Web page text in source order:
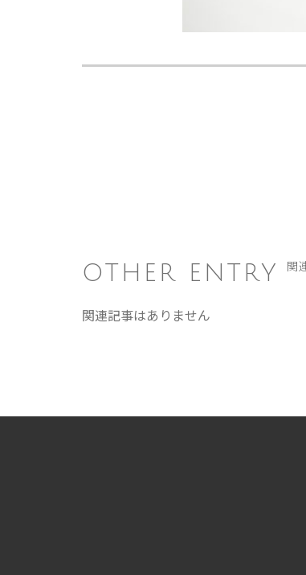
OTHER ENTRY 関
関連記事はありません